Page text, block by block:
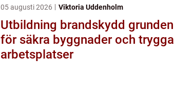
05 augusti 2026 Viktoria Uddenholm
Utbildning brandskydd grunden
för säkra byggnader och trygga
arbetsplatser